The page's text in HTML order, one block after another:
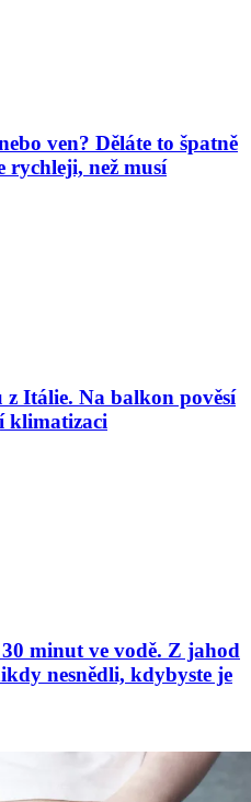
ven? Děláte to špatně
než musí
Itálie. Na balkon pověsí
klimatizaci
minut ve vodě. Z jahod
nesnědli, kdybyste je